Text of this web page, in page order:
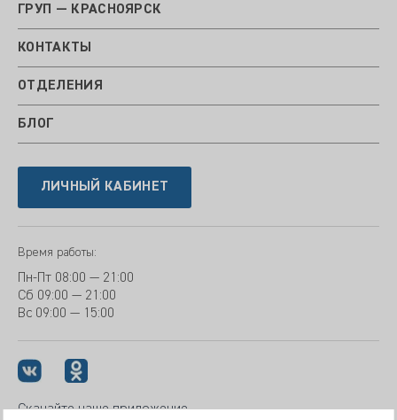
ГРУП — КРАСНОЯРСК
КОНТАКТЫ
ОТДЕЛЕНИЯ
БЛОГ
ЛИЧНЫЙ КАБИНЕТ
Время работы:
Пн-Пт 08:00 — 21:00
Сб 09:00 — 21:00
Вс 09:00 — 15:00
Скачайте наше приложение